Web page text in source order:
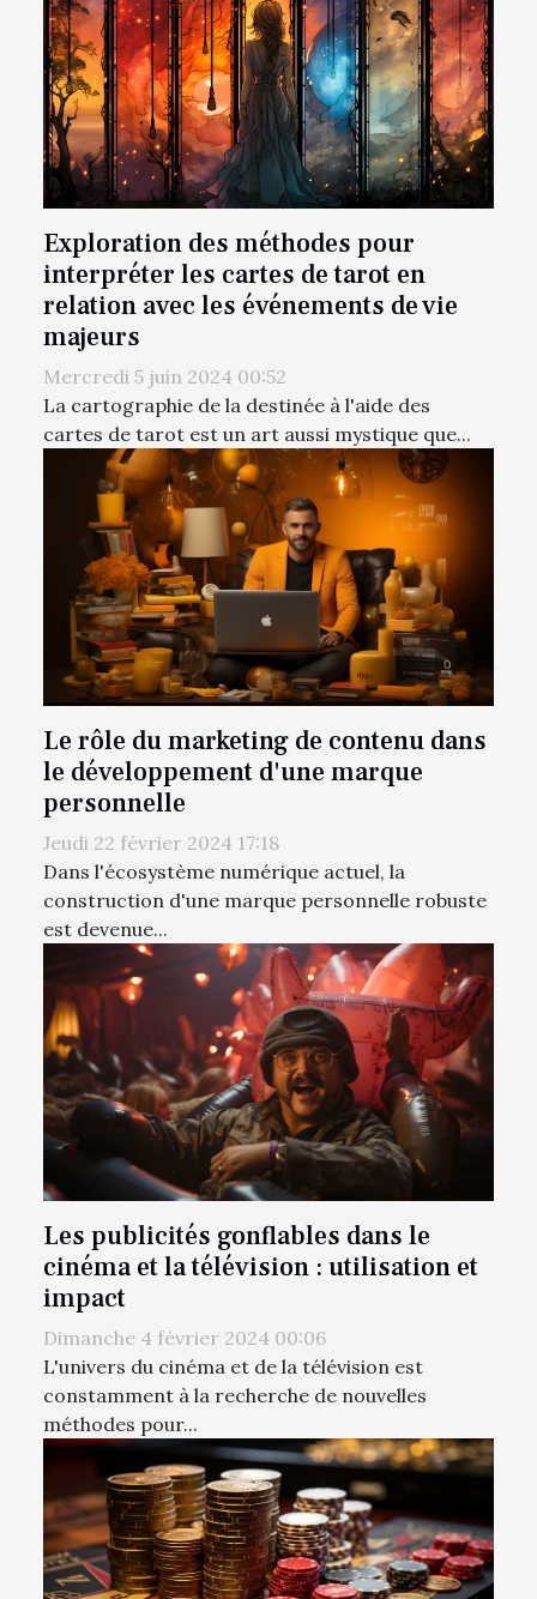
Exploration des méthodes pour
interpréter les cartes de tarot en
relation avec les événements de vie
majeurs
Mercredi 5 juin 2024 00:52
La cartographie de la destinée à l'aide des
cartes de tarot est un art aussi mystique que...
Le rôle du marketing de contenu dans
le développement d'une marque
personnelle
Jeudi 22 février 2024 17:18
Dans l'écosystème numérique actuel, la
construction d'une marque personnelle robuste
est devenue...
Les publicités gonflables dans le
cinéma et la télévision : utilisation et
impact
Dimanche 4 février 2024 00:06
L'univers du cinéma et de la télévision est
constamment à la recherche de nouvelles
méthodes pour...